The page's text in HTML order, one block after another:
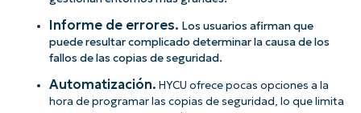
Informe de errores. Los usuarios afirman que
puede resultar complicado determinar la causa de los
fallos de las copias de seguridad.
Automatización. HYCU ofrece pocas opciones a la
hora de programar las copias de seguridad, lo que limita